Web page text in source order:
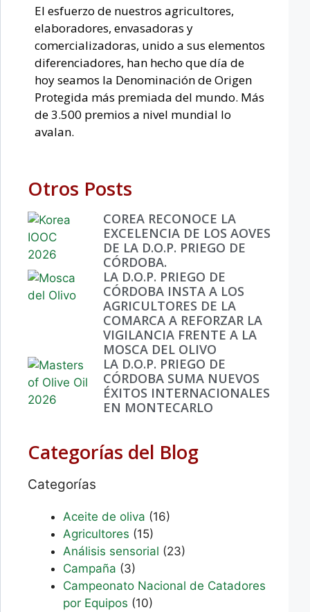
El esfuerzo de nuestros agricultores,
elaboradores, envasadoras y
comercializadoras, unido a sus elementos
diferenciadores, han hecho que día de
hoy seamos la Denominación de Origen
Protegida más premiada del mundo. Más
de 3.500 premios a nivel mundial lo
avalan.
Otros Posts
COREA RECONOCE LA
EXCELENCIA DE LOS AOVES
DE LA D.O.P. PRIEGO DE
CÓRDOBA.
LA D.O.P. PRIEGO DE
CÓRDOBA INSTA A LOS
AGRICULTORES DE LA
COMARCA A REFORZAR LA
VIGILANCIA FRENTE A LA
MOSCA DEL OLIVO
LA D.O.P. PRIEGO DE
CÓRDOBA SUMA NUEVOS
ÉXITOS INTERNACIONALES
EN MONTECARLO
Categorías del Blog
Categorías
Aceite de oliva (16)
Agricultores (15)
Análisis sensorial (23)
Campaña (3)
Campeonato Nacional de Catadores
por Equipos (10)